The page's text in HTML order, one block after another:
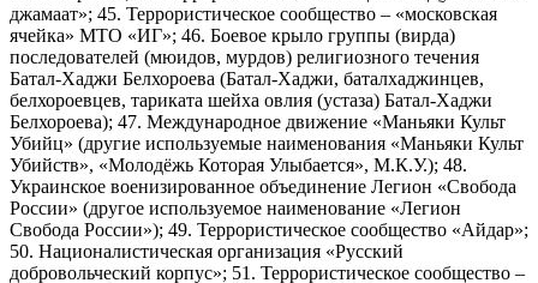
джамаат»; 45. Террористическое сообщество – «московская
ячейка» МТО «ИГ»; 46. Боевое крыло группы (вирда)
последователей (мюидов, мурдов) религиозного течения
Батал-Хаджи Белхороева (Батал-Хаджи, баталхаджинцев,
белхороевцев, тариката шейха овлия (устаза) Батал-Хаджи
Белхороева); 47. Международное движение «Маньяки Культ
Убийц» (другие используемые наименования «Маньяки Культ
Убийств», «Молодёжь Которая Улыбается», М.К.У.); 48.
Украинское военизированное объединение Легион «Свобода
России» (другое используемое наименование «Легион
Свобода России»); 49. Террористическое сообщество «Айдар»;
50. Националистическая организация «Русский
добровольческий корпус»; 51. Террористическое сообщество –